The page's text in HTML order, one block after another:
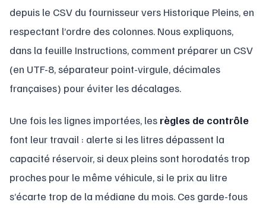
depuis le CSV du fournisseur vers Historique Pleins, en
respectant l’ordre des colonnes. Nous expliquons,
dans la feuille Instructions, comment préparer un CSV
(en UTF-8, séparateur point-virgule, décimales
françaises) pour éviter les décalages.
Une fois les lignes importées, les règles de contrôle
font leur travail : alerte si les litres dépassent la
capacité réservoir, si deux pleins sont horodatés trop
proches pour le même véhicule, si le prix au litre
s’écarte trop de la médiane du mois. Ces garde-fous